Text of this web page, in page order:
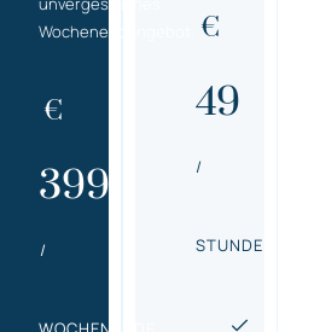
Wochenendangebot.
€
399
/
€
49
/
STUNDE